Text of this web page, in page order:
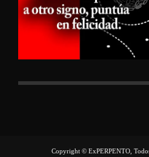
Copyright © ExPERPENTO,